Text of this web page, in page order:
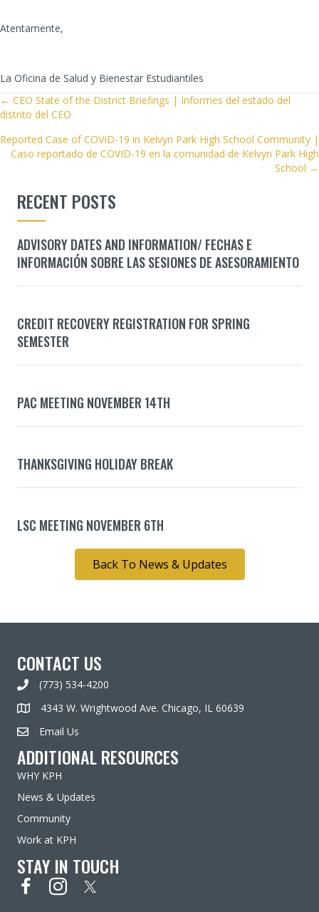
Atentamente,
La Oficina de Salud y Bienestar Estudiantiles
POSTS
NAVIGATION
← CEO State of the District Briefings | Informes del estado del
distrito del CEO
Reported Case of COVID-19 in Kelvyn Park High School Community |
Caso reportado de COVID-19 en la comunidad de Kelvyn Park High
School →
RECENT POSTS
ADVISORY DATES AND INFORMATION/ FECHAS E
INFORMACIÓN SOBRE LAS SESIONES DE ASESORAMIENTO
CREDIT RECOVERY REGISTRATION FOR SPRING
SEMESTER
PAC MEETING NOVEMBER 14TH
THANKSGIVING HOLIDAY BREAK
LSC MEETING NOVEMBER 6TH
Back To News & Updates
CONTACT US
(773) 534-4200
4343 W. Wrightwood Ave. Chicago, IL 60639
Email Us
ADDITIONAL RESOURCES
WHY KPH
News & Updates
Community
Work at KPH
STAY IN TOUCH